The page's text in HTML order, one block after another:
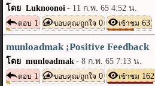
โดย Luknoonoi - 11 ก.พ. 65 4:52 น.
ตอบ 1 ขอบคุณ/ถูกใจ 0 เข้าชม 63
munloadmak ;Positive Feedback
โดย munloadmak -8 ก.พ. 65 7:13 น.
ตอบ 1 ขอบคุณ/ถูกใจ 0 เข้าชม 162